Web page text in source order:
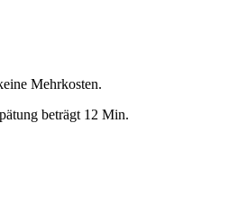
Mehrkosten.
beträgt 12 Min.